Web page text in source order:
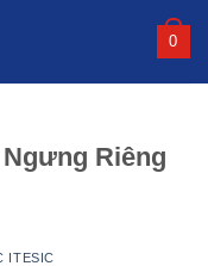
0
Riêng
ITESIC